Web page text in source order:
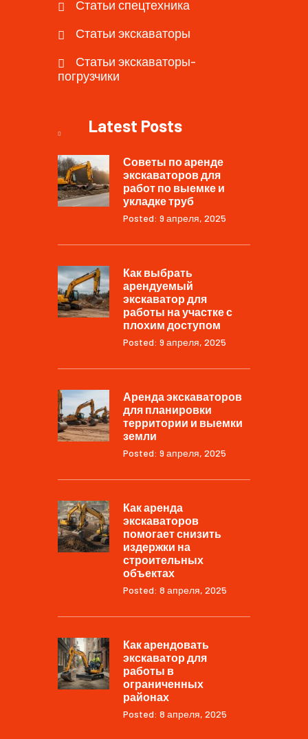
Статьи спецтехника
Статьи экскаваторы
Статьи экскаваторы-
погрузчики
Latest Posts
Советы по аренде
экскаваторов для
работ по выемке и
укладке труб
Posted: 9 апреля, 2025
Как выбрать
арендуемый
экскаватор для
работы на участке с
плохим доступом
Posted: 9 апреля, 2025
Аренда экскаваторов
для планировки
территории и выемки
земли
Posted: 9 апреля, 2025
Как аренда
экскаваторов
помогает снизить
издержки на
строительных
объектах
Posted: 8 апреля, 2025
Как арендовать
экскаватор для
работы в
ограниченных
районах
Posted: 8 апреля, 2025